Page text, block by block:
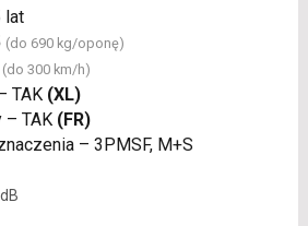
lat
(do 690 kg/oponę)
(do 300 km/h)
TAK (XL)
– TAK (FR)
– 3PMSF, M+S